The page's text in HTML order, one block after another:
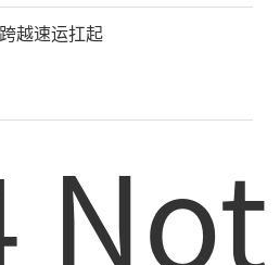
越速运扛起
Not